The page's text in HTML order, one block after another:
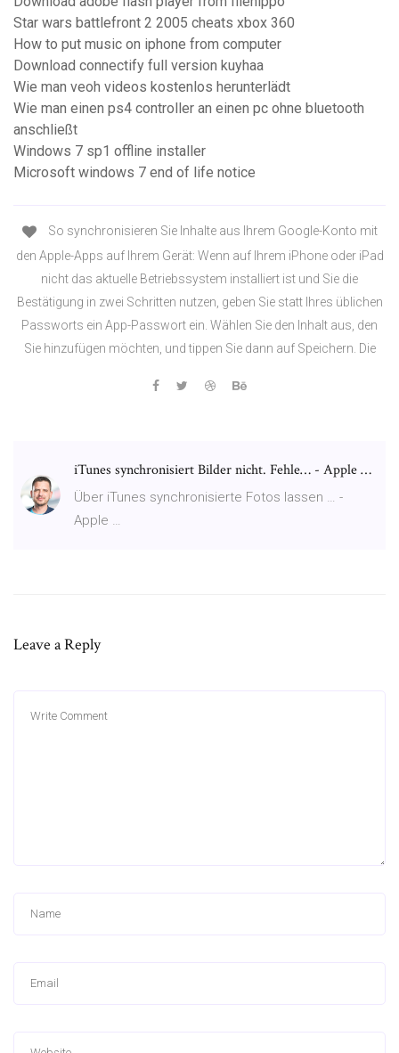
Star wars battlefront 2 2005 cheats xbox 360
How to put music on iphone from computer
Download connectify full version kuyhaa
Wie man veoh videos kostenlos herunterlädt
Wie man einen ps4 controller an einen pc ohne bluetooth
anschließt
Windows 7 sp1 offline installer
Microsoft windows 7 end of life notice
So synchronisieren Sie Inhalte aus Ihrem Google-Konto mit
den Apple-Apps auf Ihrem Gerät: Wenn auf Ihrem iPhone oder iPad
nicht das aktuelle Betriebssystem installiert ist und Sie die
Bestätigung in zwei Schritten nutzen, geben Sie statt Ihres üblichen
Passworts ein App-Passwort ein. Wählen Sie den Inhalt aus, den
Sie hinzufügen möchten, und tippen Sie dann auf Speichern. Die
iTunes synchronisiert Bilder nicht. Fehle… - Apple …
Über iTunes synchronisierte Fotos lassen … -
Apple …
Leave a Reply